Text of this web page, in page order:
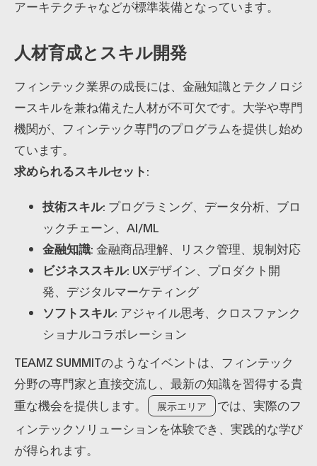
アーキテクチャなどが標準装備となっています。
人材育成とスキル開発
フィンテック業界の成長には、金融知識とテクノロジ
ースキルを兼ね備えた人材が不可欠です。大学や専門
機関が、フィンテック専門のプログラムを提供し始め
ています。
求められるスキルセット:
技術スキル: プログラミング、データ分析、ブロ
ックチェーン、AI/ML
金融知識: 金融商品理解、リスク管理、規制対応
ビジネススキル: UXデザイン、プロダクト開
発、デジタルマーケティング
ソフトスキル: アジャイル思考、クロスファンク
ショナルコラボレーション
TEAMZ SUMMITのようなイベントは、フィンテック
分野の専門家と直接交流し、最新の知識を習得する貴
重な機会を提供します。
展示エリア
では、実際のフ
ィンテックソリューションを体験でき、実践的な学び
が得られます。